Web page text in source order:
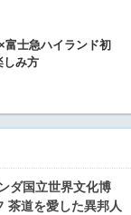
富士急ハイランド初
しみ方
ダ国立世界文化博
茶道を愛した異邦人